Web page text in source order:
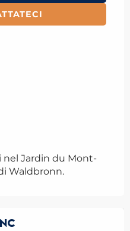
nel Jardin du Mont-
Waldbronn.